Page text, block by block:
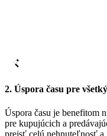
2. Úspora času pre
Úspora času je benefitom
pre kupujúcich a
prejsť celú nehnuteľnosť a